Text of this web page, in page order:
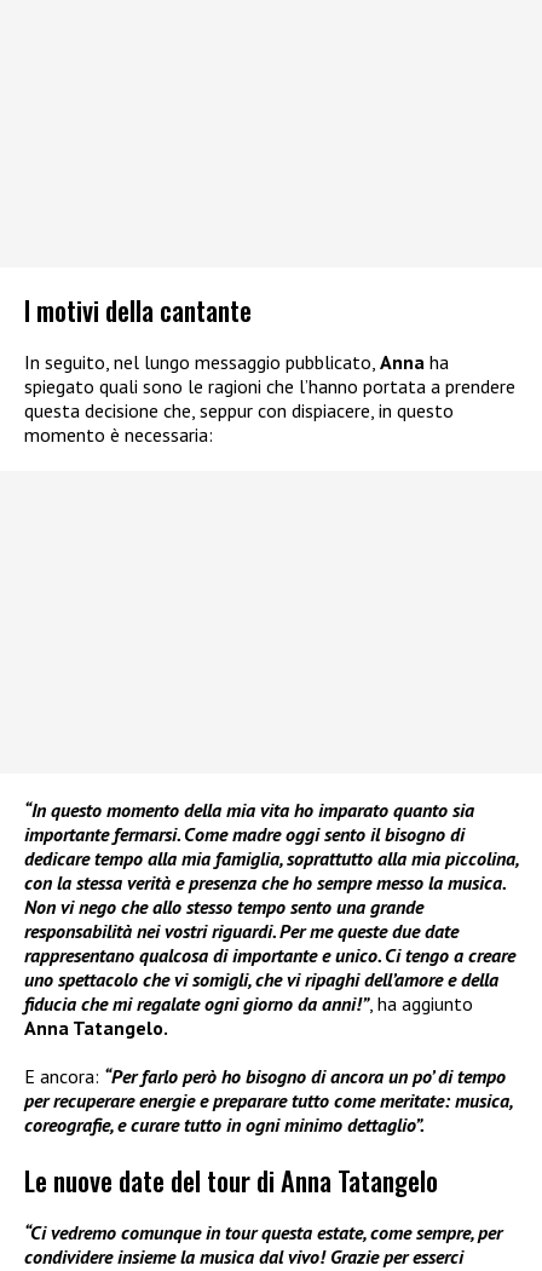
I motivi della cantante
In seguito, nel lungo messaggio pubblicato, Anna ha
spiegato quali sono le ragioni che l’hanno portata a prendere
questa decisione che, seppur con dispiacere, in questo
momento è necessaria:
“In questo momento della mia vita ho imparato quanto sia
importante fermarsi. Come madre oggi sento il bisogno di
dedicare tempo alla mia famiglia, soprattutto alla mia piccolina,
con la stessa verità e presenza che ho sempre messo la musica.
Non vi nego che allo stesso tempo sento una grande
responsabilità nei vostri riguardi. Per me queste due date
rappresentano qualcosa di importante e unico. Ci tengo a creare
uno spettacolo che vi somigli, che vi ripaghi dell’amore e della
fiducia che mi regalate ogni giorno da anni!”, ha aggiunto
Anna Tatangelo.
E ancora: “Per farlo però ho bisogno di ancora un po’ di tempo
per recuperare energie e preparare tutto come meritate: musica,
coreografie, e curare tutto in ogni minimo dettaglio”.
Le nuove date del tour di Anna Tatangelo
“Ci vedremo comunque in tour questa estate, come sempre, per
condividere insieme la musica dal vivo! Grazie per esserci